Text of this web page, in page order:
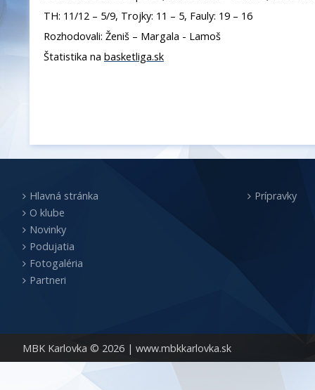
TH: 11/12 – 5/9, Trojky: 11 – 5, Fauly: 19 – 16
Rozhodovali: Ženiš – Margala - Lamoš
Štatistika na basketliga.sk
MBK Karlovka © 2026 | www.mbkkarlovka.sk
Hlavná stránka
O klube
Novinky
Podujatia
Fotogaléria
Partneri
Prípravky